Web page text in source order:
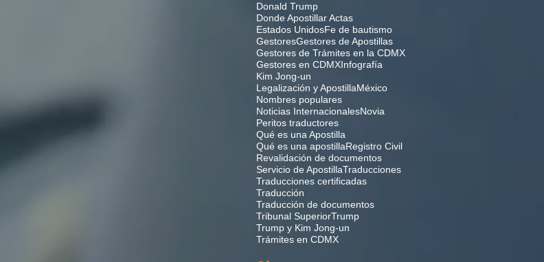
Donald Trump
Donde Apostillar Actas
Estados UnidosFe de bautismo
GestoresGestores de Apostillas
Gestores de Trámites en la CDMX
Gestores en CDMXInfografía
Kim Jong-un
Legalización y ApostillaMéxico
Nombres populares
Noticias InternacionalesNovia
Peritos traductores
Qué es una Apostilla
Qué es una apostillaRegistro Civil
Revalidación de documentos
Servicio de ApostillaTraducciones
Traducciones certificadas
Traducción
Traducción de documentos
Tribunal SuperiorTrump
Trump y Kim Jong-un
Trámites en CDMX